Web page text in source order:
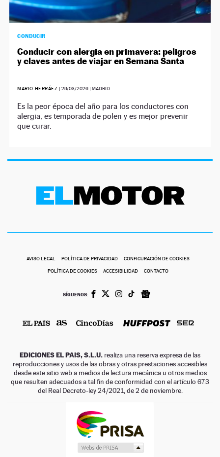
CONDUCIR
Conducir con alergia en primavera: peligros
y claves antes de viajar en Semana Santa
MARIO HERRÁEZ | 29/03/2026| MADRID
Es la peor época del año para los conductores con
alergia, es temporada de polen y es mejor prevenir
que curar.
AVISO LEGAL POLÍTICA DE PRIVACIDAD CONFIGURACIÓN DE COOKIES
POLÍTICA DE COOKIES ACCESIBILIDAD CONTACTO
SÍGUENOS:
EDICIONES EL PAIS, S.L.U. realiza una reserva expresa de las
reproducciones y usos de las obras y otras prestaciones accesibles
desde este sitio web a medios de lectura mecánica u otros medios
que resulten adecuados a tal fin de conformidad con el artículo 67.3
del Real Decreto-ley 24/2021, de 2 de noviembre.